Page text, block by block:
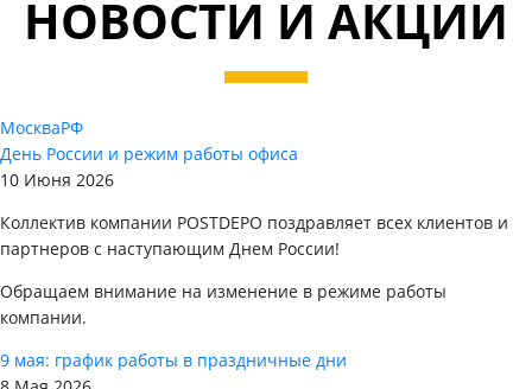
НОВОСТИ И АКЦИИ
МоскваРФ
День России и режим работы офиса
10 Июня 2026
Коллектив компании POSTDEPO поздравляет всех клиентов и
партнеров с наступающим Днем России!
Обращаем внимание на изменение в режиме работы
компании.
9 мая: график работы в праздничные дни